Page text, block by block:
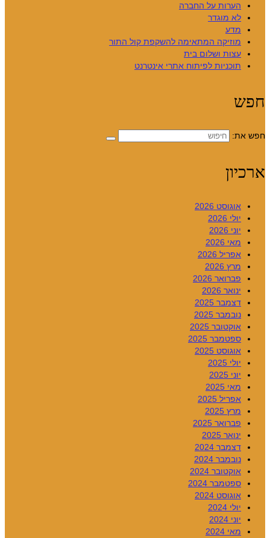
הערות על החברה
לא מוגדר
מדע
מוזיקה המתאימה להשקפת קול התור
עצות ושלום בית
תוכניות לפיתוח אתרי אינטרנט
חפש
חפש את:
ארכיון
אוגוסט 2026
יולי 2026
יוני 2026
מאי 2026
אפריל 2026
מרץ 2026
פברואר 2026
ינואר 2026
דצמבר 2025
נובמבר 2025
אוקטובר 2025
ספטמבר 2025
אוגוסט 2025
יולי 2025
יוני 2025
מאי 2025
אפריל 2025
מרץ 2025
פברואר 2025
ינואר 2025
דצמבר 2024
נובמבר 2024
אוקטובר 2024
ספטמבר 2024
אוגוסט 2024
יולי 2024
יוני 2024
מאי 2024